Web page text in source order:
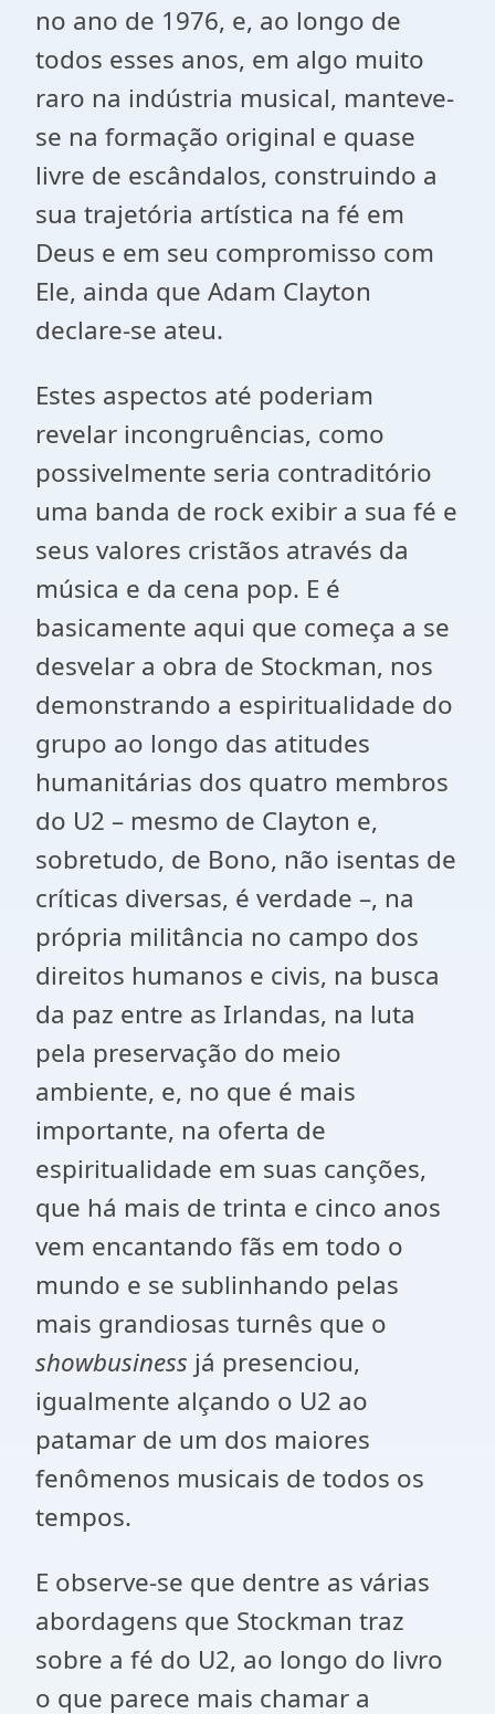
no ano de 1976, e, ao longo de
todos esses anos, em algo muito
raro na indústria musical, manteve-
se na formação original e quase
livre de escândalos, construindo a
sua trajetória artística na fé em
Deus e em seu compromisso com
Ele, ainda que Adam Clayton
declare-se ateu.
Estes aspectos até poderiam
revelar incongruências, como
possivelmente seria contraditório
uma banda de rock exibir a sua fé e
seus valores cristãos através da
música e da cena pop. E é
basicamente aqui que começa a se
desvelar a obra de Stockman, nos
demonstrando a espiritualidade do
grupo ao longo das atitudes
humanitárias dos quatro membros
do U2 – mesmo de Clayton e,
sobretudo, de Bono, não isentas de
críticas diversas, é verdade –, na
própria militância no campo dos
direitos humanos e civis, na busca
da paz entre as Irlandas, na luta
pela preservação do meio
ambiente, e, no que é mais
importante, na oferta de
espiritualidade em suas canções,
que há mais de trinta e cinco anos
vem encantando fãs em todo o
mundo e se sublinhando pelas
mais grandiosas turnês que o
showbusiness já presenciou,
igualmente alçando o U2 ao
patamar de um dos maiores
fenômenos musicais de todos os
tempos.
E observe-se que dentre as várias
abordagens que Stockman traz
sobre a fé do U2, ao longo do livro
o que parece mais chamar a